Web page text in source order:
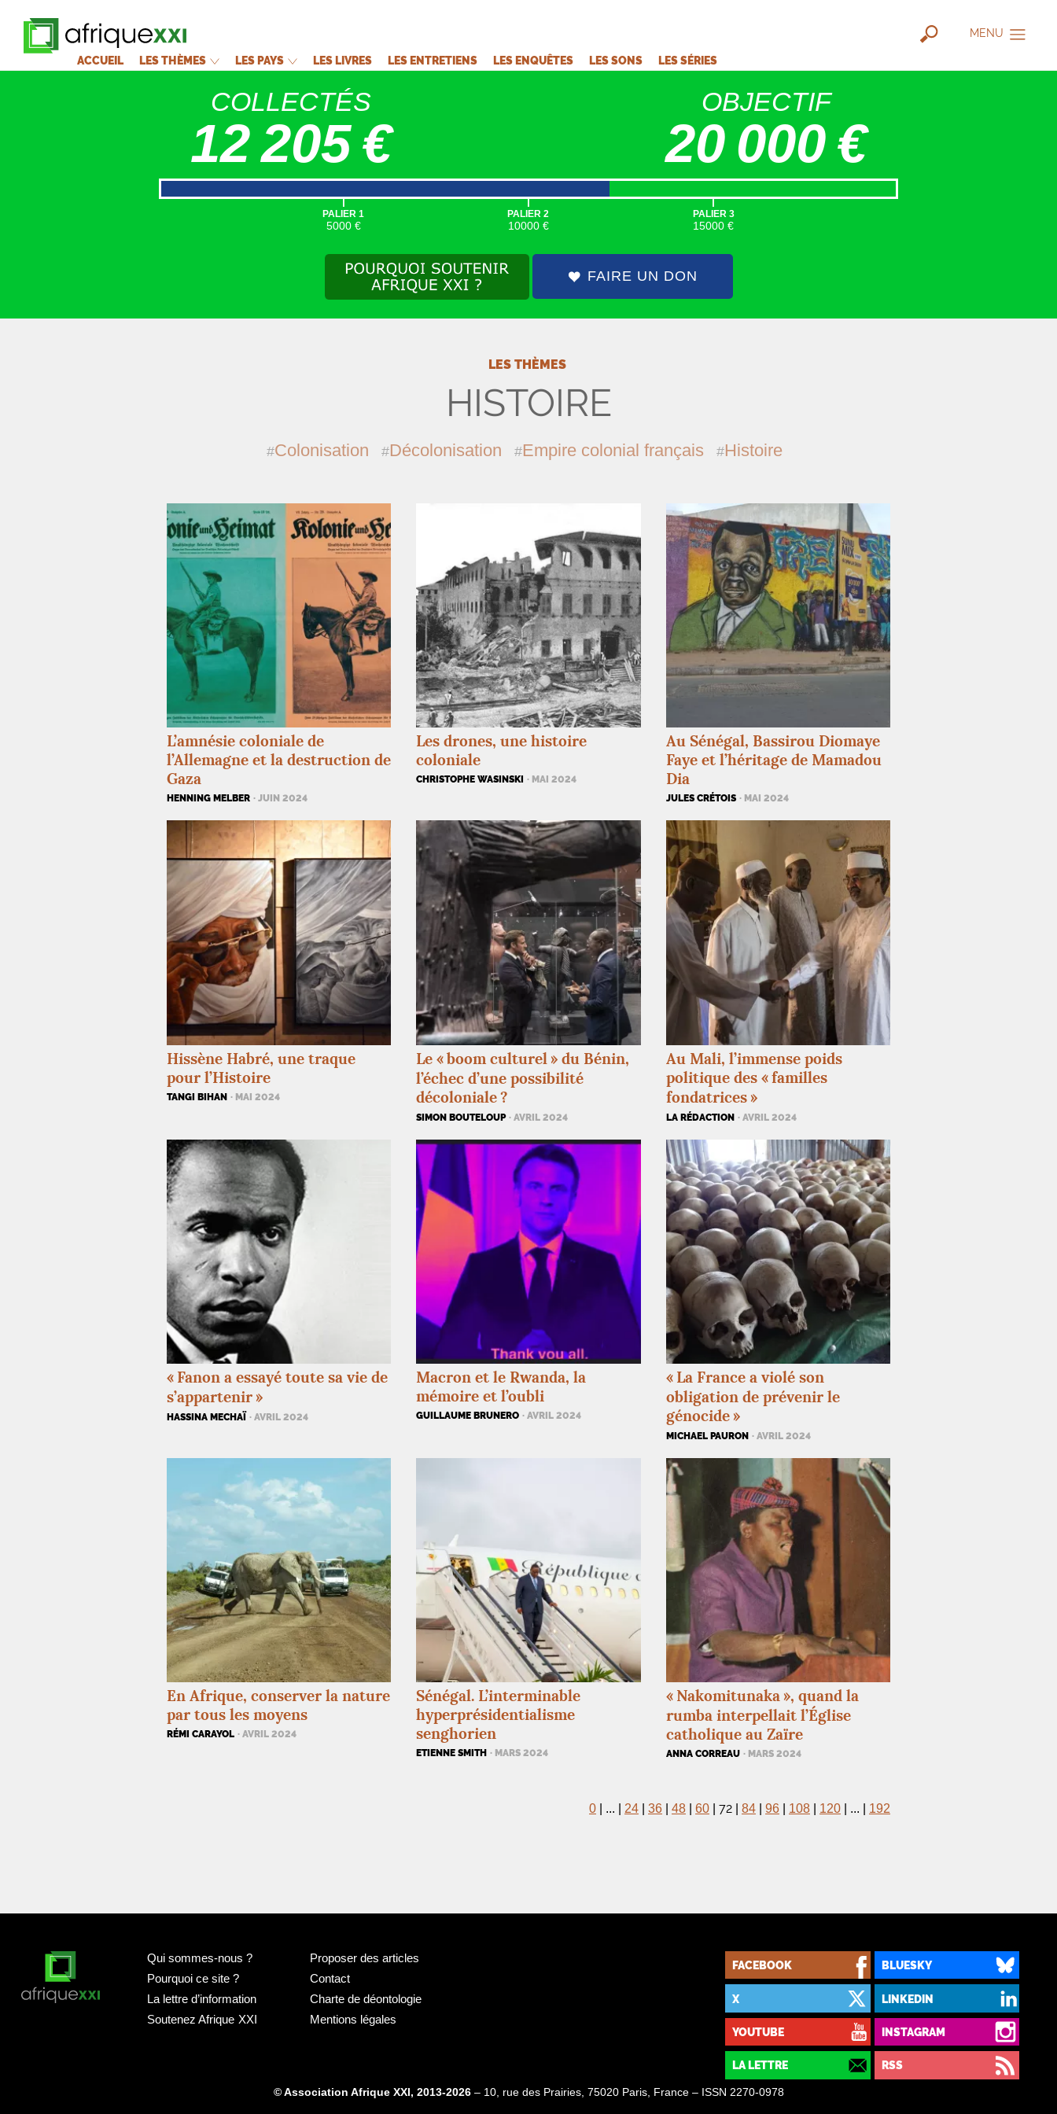
MENU
ACCUEIL LES THÈMES LES PAYS LES LIVRES LES ENTRETIENS LES ENQUÊTES LES SONS LES SÉRIES
COLLECTÉS
12 205 €
OBJECTIF
20 000 €
|
PALIER 1
5000 €
|
PALIER 2
10000 €
|
PALIER 3
15000 €
FAIRE UN DON
LES THÈMES
HISTOIRE
Colonisation Décolonisation Empire colonial français Histoire
L’amnésie coloniale de
l’Allemagne et la destruction de
Gaza
HENNING MELBER · JUIN 2024
Les drones, une histoire
coloniale
CHRISTOPHE WASINSKI · MAI 2024
Au Sénégal, Bassirou Diomaye
Faye et l’héritage de Mamadou
Dia
JULES CRÉTOIS · MAI 2024
Hissène Habré, une traque
pour l’Histoire
TANGI BIHAN · MAI 2024
Le «boom culturel » du Bénin,
l’échec d’une possibilité
décoloniale?
SIMON BOUTELOUP · AVRIL 2024
Au Mali, l’immense poids
politique des «familles
fondatrices »
LA RÉDACTION · AVRIL 2024
« Fanon a essayé toute sa vie de
s’appartenir »
HASSINA MECHAÏ · AVRIL 2024
Macron et le Rwanda, la
mémoire et l’oubli
GUILLAUME BRUNERO · AVRIL 2024
« La France a violé son
obligation de prévenir le
génocide »
MICHAEL PAURON · AVRIL 2024
En Afrique, conserver la nature
par tous les moyens
RÉMI CARAYOL · AVRIL 2024
Sénégal. L’interminable
hyperprésidentialisme
senghorien
ETIENNE SMITH · MARS 2024
« Nakomitunaka », quand la
rumba interpellait l’Église
catholique au Zaïre
ANNA CORREAU · MARS 2024
0 ... 24 36 48 60 72 84 96 108 120 ... 192
FACEBOOK BLUESKY
X LINKEDIN
YOUTUBE INSTAGRAM
LA LETTRE RSS
Qui sommes-nous ?
Pourquoi ce site ?
La lettre d’information
Soutenez Afrique XXI
Proposer des articles
Contact
Charte de déontologie
Mentions légales
© Association Afrique XXI, 2013-2026– 10, rue des Prairies, 75020 Paris, France – ISSN 2270-0978